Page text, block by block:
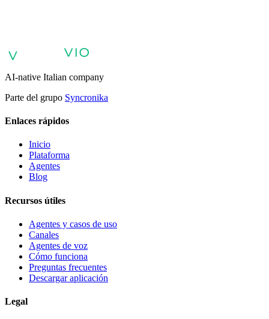
empresas
Agentes de IA empresarial
AI-native Italian company
Parte del grupo Syncronika
Enlaces rápidos
Inicio
Plataforma
Agentes
Blog
Recursos útiles
Agentes y casos de uso
Canales
Agentes de voz
Cómo funciona
Preguntas frecuentes
Descargar aplicación
Legal